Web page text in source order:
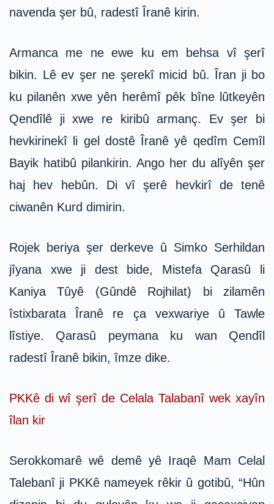
navenda şer bû, radestî Îranê kirin.
Armanca me ne ewe ku em behsa vî şerî
bikin. Lê ev şer ne şerekî micid bû. Îran ji bo
ku pilanên xwe yên herêmî pêk bîne lûtkeyên
Qendîlê ji xwe re kiribû armanç. Ev şer bi
hevkirinekî li gel dostê Îranê yê qedîm Cemîl
Bayik hatibû pilankirin. Ango her du alîyên şer
haj hev hebûn. Di vî şerê hevkirî de tenê
ciwanên Kurd dimirin.
Rojek beriya şer derkeve û Simko Serhildan
jîyana xwe ji dest bide, Mistefa Qarasû li
Kaniya Tûyê (Gûndê Rojhilat) bi zilamên
îstixbarata Îranê re ça vexwariye û Tawle
lîstiye. Qarasû peymana ku wan Qendîl
radestî Îranê bikin, îmze dike.
PKKê di wî şerî de Celala Talabanî wek xayîn
îlan kir
Serokkomarê wê demê yê Iraqê Mam Celal
Talebanî ji PKKê nameyek rêkir û gotibû, “Hûn